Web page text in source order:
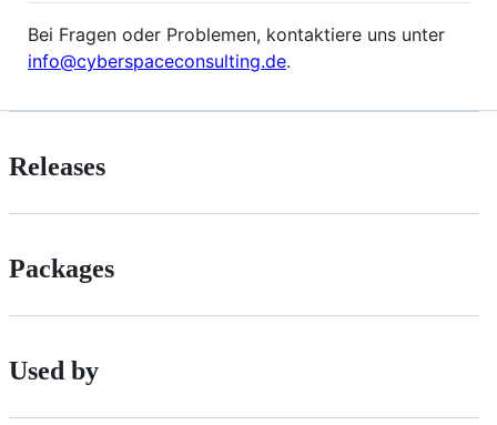
Bei Fragen oder Problemen, kontaktiere uns unter
info@cyberspaceconsulting.de.
Releases
Packages
Used by